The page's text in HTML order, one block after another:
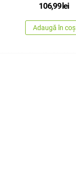
106,99lei
Adaugă în coș